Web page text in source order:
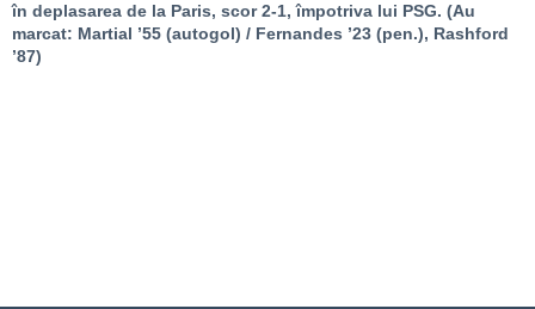
în deplasarea de la Paris, scor 2-1, împotriva lui PSG. (Au
marcat: Martial ’55 (autogol) / Fernandes ’23 (pen.), Rashford
’87)